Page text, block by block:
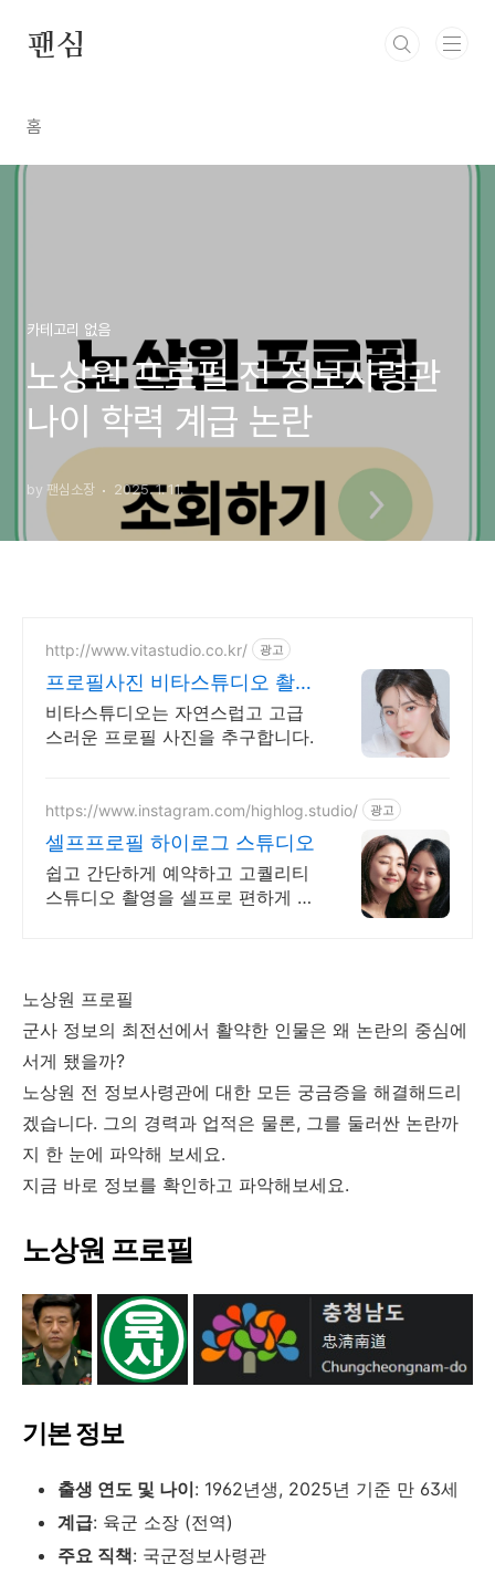
팬심
홈
카테고리 없음
노상원 프로필 전 정보사령관
나이 학력 계급 논란
by 팬심소장 2025. 1. 11.
http://www.vitastudio.co.kr/ 광고
프로필사진 비타스튜디오 촬영
당일 1:1 사진수정
비타스튜디오는 자연스럽고 고급
스러운 프로필 사진을 추구합니다.
https://www.instagram.com/highlog.studio/ 광고
셀프프로필 하이로그 스튜디오
쉽고 간단하게 예약하고 고퀄리티
스튜디오 촬영을 셀프로 편하게 촬
노상원 프로필
군사 정보의 최전선에서 활약한 인물은 왜 논란의 중심에
서게 됐을까?
노상원 전 정보사령관에 대한 모든 궁금증을 해결해드리
겠습니다. 그의 경력과 업적은 물론, 그를 둘러싼 논란까
지 한 눈에 파악해 보세요.
지금 바로 정보를 확인하고 파악해보세요.
노상원 프로필
기본 정보
출생 연도 및 나이: 1962년생, 2025년 기준 만 63세
계급: 육군 소장 (전역)
주요 직책: 국군정보사령관